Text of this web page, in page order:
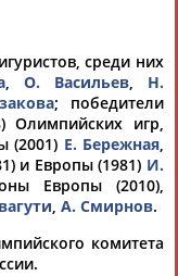
Назир
АБДУЛЛАЕВ
среди них
, О. Васильев, Н.
; победители
Олимпийских игр,
(2001) Е. Бережная,
и Европы (1981) И.
Европы (2010),
, А. Смирнов.
комитета